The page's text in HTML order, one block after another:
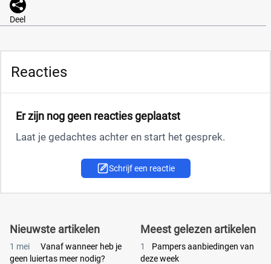
Deel
Reacties
Er zijn nog geen reacties geplaatst
Laat je gedachtes achter en start het gesprek.
Schrijf een reactie
Nieuwste artikelen
1 mei
Vanaf wanneer heb je
geen luiertas meer nodig?
Meest gelezen artikelen
1
Pampers aanbiedingen van
deze week